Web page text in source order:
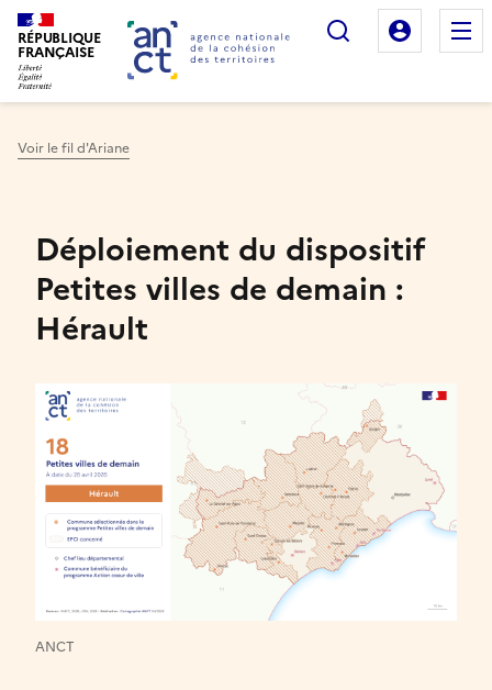
RÉPUBLIQUE
FRANÇAISE
Rechercher
Mon
Voir le fil d'Ariane
Déploiement du dispositif
Petites villes de demain :
Hérault
ANCT